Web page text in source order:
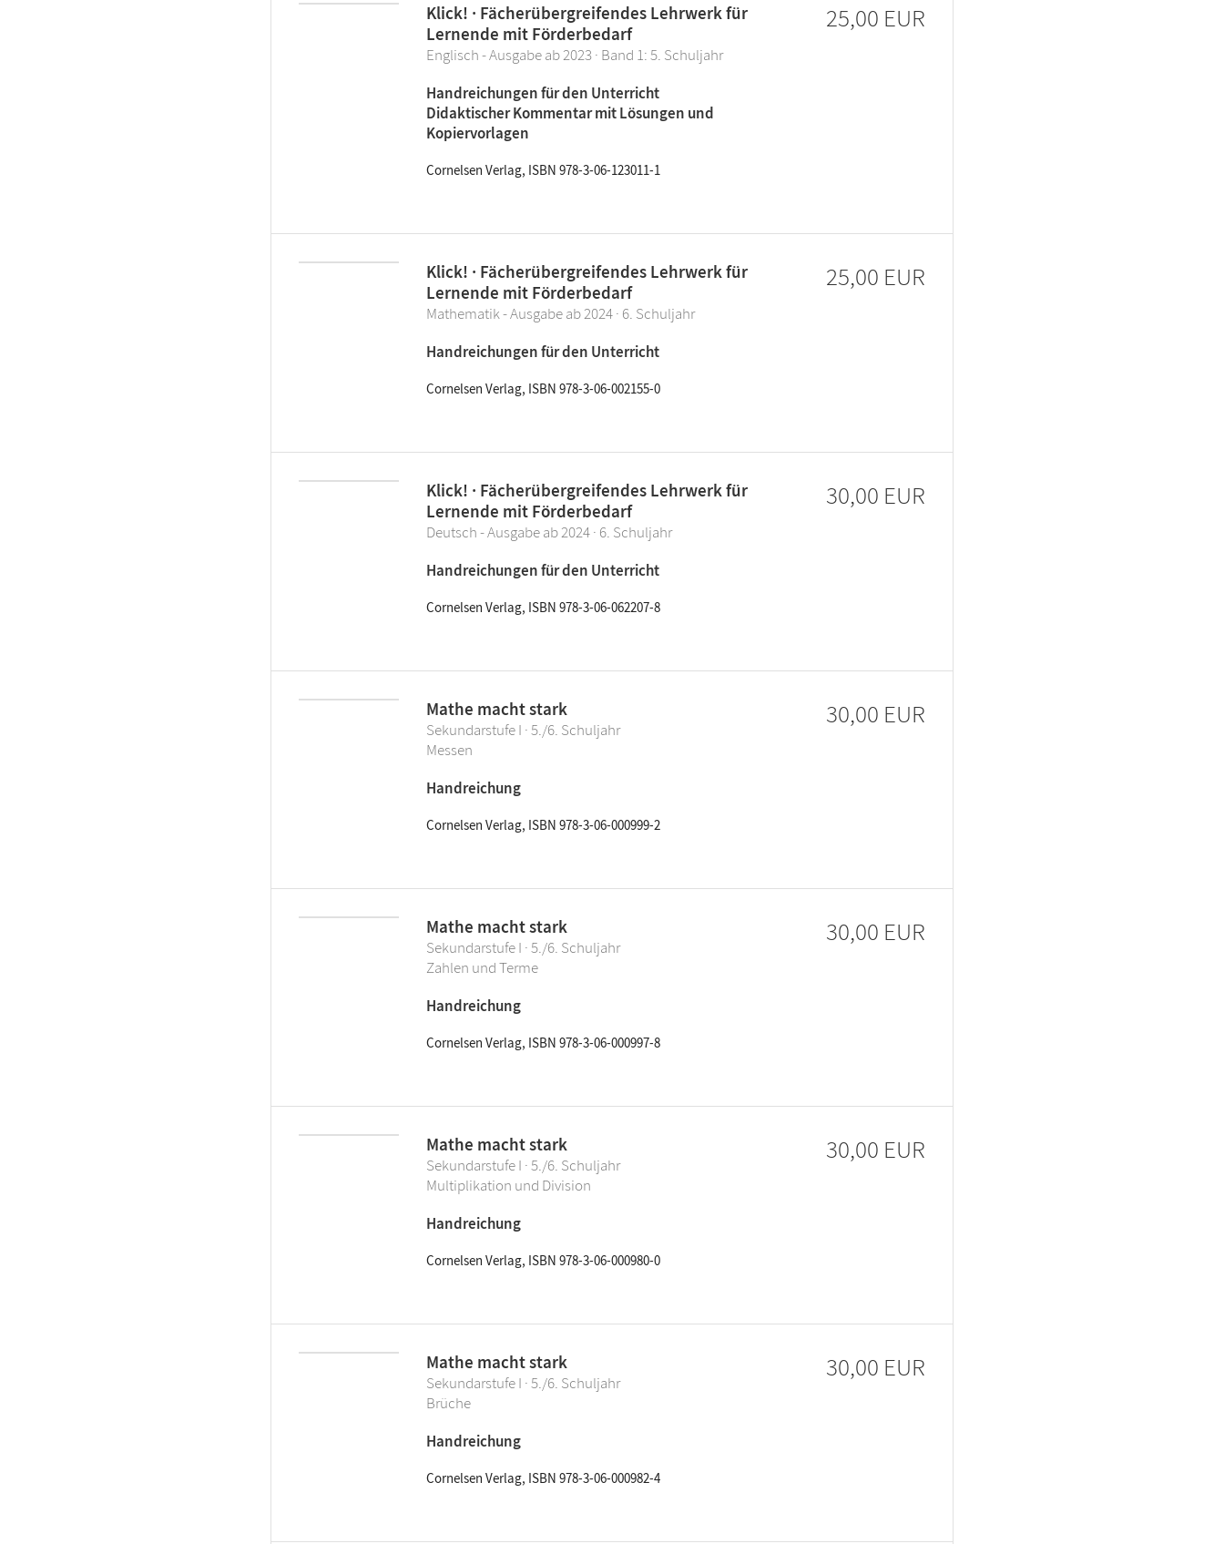
Klick! · Fächerübergreifendes Lehrwerk für
Lernende mit Förderbedarf
Englisch - Ausgabe ab 2023 · Band 1: 5. Schuljahr
Handreichungen für den Unterricht
Didaktischer Kommentar mit Lösungen und
Kopiervorlagen
Cornelsen Verlag, ISBN 978-3-06-123011-1
25,00 EUR
Klick! · Fächerübergreifendes Lehrwerk für
Lernende mit Förderbedarf
Mathematik - Ausgabe ab 2024 · 6. Schuljahr
Handreichungen für den Unterricht
Cornelsen Verlag, ISBN 978-3-06-002155-0
25,00 EUR
Klick! · Fächerübergreifendes Lehrwerk für
Lernende mit Förderbedarf
Deutsch - Ausgabe ab 2024 · 6. Schuljahr
Handreichungen für den Unterricht
Cornelsen Verlag, ISBN 978-3-06-062207-8
30,00 EUR
Mathe macht stark
Sekundarstufe I · 5./6. Schuljahr
Messen
Handreichung
Cornelsen Verlag, ISBN 978-3-06-000999-2
30,00 EUR
Mathe macht stark
Sekundarstufe I · 5./6. Schuljahr
Zahlen und Terme
Handreichung
Cornelsen Verlag, ISBN 978-3-06-000997-8
30,00 EUR
Mathe macht stark
Sekundarstufe I · 5./6. Schuljahr
Multiplikation und Division
Handreichung
Cornelsen Verlag, ISBN 978-3-06-000980-0
30,00 EUR
Mathe macht stark
Sekundarstufe I · 5./6. Schuljahr
Brüche
Handreichung
Cornelsen Verlag, ISBN 978-3-06-000982-4
30,00 EUR